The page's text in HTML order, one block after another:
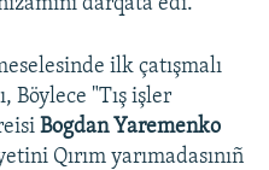
ilk çatışmalı
Böylece "Tış işler
Bogdan Yaremenko
Qırım yarımadasınıñ